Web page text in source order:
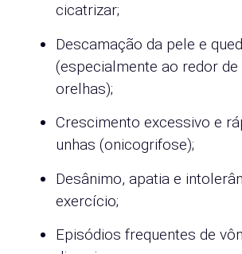
cicatrizar;
Descamação da pele e
(especialmente ao redor
orelhas);
Crescimento excessivo e
unhas (onicogrifose);
Desânimo, apatia e
exercício;
Episódios frequentes de